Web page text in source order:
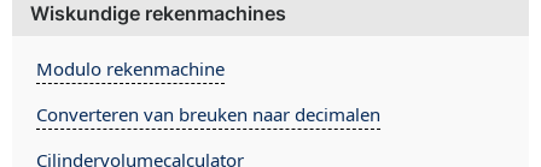
Wiskundige rekenmachines
Modulo rekenmachine
Converteren van breuken naar decimalen
Cilindervolumecalculator